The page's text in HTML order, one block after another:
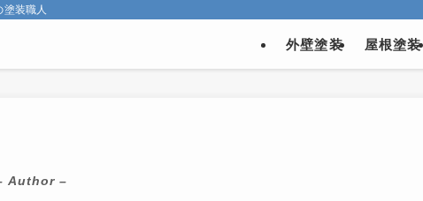
装職人
外壁塗装 屋根塗装
Author –